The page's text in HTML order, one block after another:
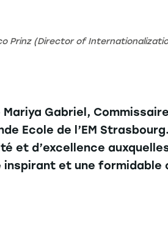
Prinz (Director of
Gabriel,
Ecole de l’EM
et d’excellence
inspirant et une